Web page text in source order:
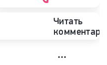
Читать